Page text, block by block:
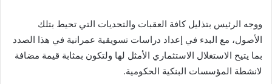
ووجه الرئيس بتذليل كافة العقبات والتحديات التي تحيط بتلك
الأصول، مع البدء في إعداد دراسات تسويقية عمرانية في هذا الصدد
بما يتيح الاستغلال الاستثماري الأمثل لها ولتكون بمثابة قيمة مضافة
لانشطة المؤسسات البنكية الحكومية.